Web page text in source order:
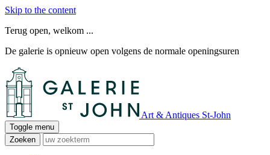
Skip to the content
Terug open, welkom ...
De galerie is opnieuw open volgens de normale openingsuren
Art & Antiques St-John
Toggle menu
Zoeken